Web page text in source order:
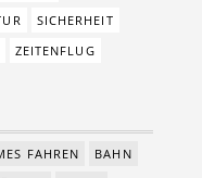
SICHERHEIT
ZEITENFLUG
FAHREN
BAHN